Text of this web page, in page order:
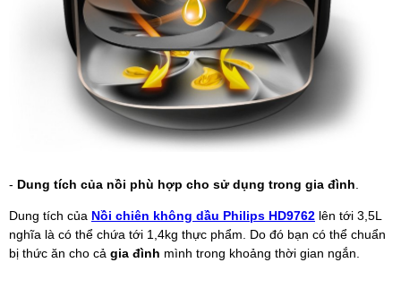
- Dung tích của nồi phù hợp cho sử dụng trong gia đình
Dung tích của Nồi chiên không dầu Philips HD9762 lên tới 3,5L
nghĩa là có thể chứa tới 1,4kg thực phẩm. Do đó bạn có thể chuẩn
bị thức ăn cho cả gia đình mình trong khoảng thời gian ngắn.